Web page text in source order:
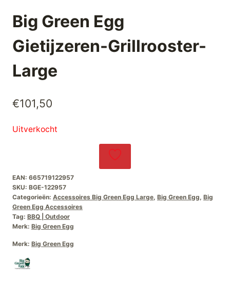
Big Green Egg
Gietijzeren-Grillrooster-
Large
€101,50
Uitverkocht
EAN: 665719122957
SKU: BGE-122957
Categorieën: Accessoires Big Green Egg Large, Big Green Egg, Big
Green Egg Accessoires
Tag: BBQ | Outdoor
Merk: Big Green Egg
Merk: Big Green Egg